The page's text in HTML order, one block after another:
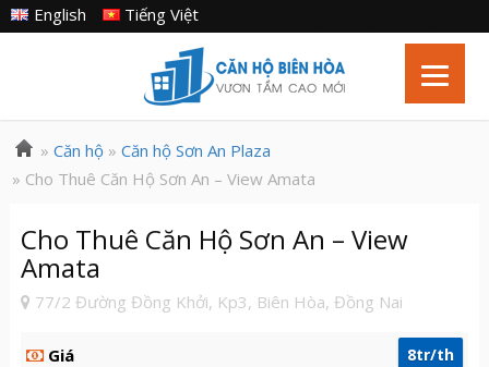
Tiếng Việt
English
» Căn hộ» Căn hộ Sơn An Plaza
» Cho Thuê Căn Hộ Sơn An – View Amata
Cho Thuê Căn Hộ Sơn An – View
Amata
77/2 Đường Đồng Khởi, Kp3, Biên Hòa, Đồng Nai
Giá 8tr/th